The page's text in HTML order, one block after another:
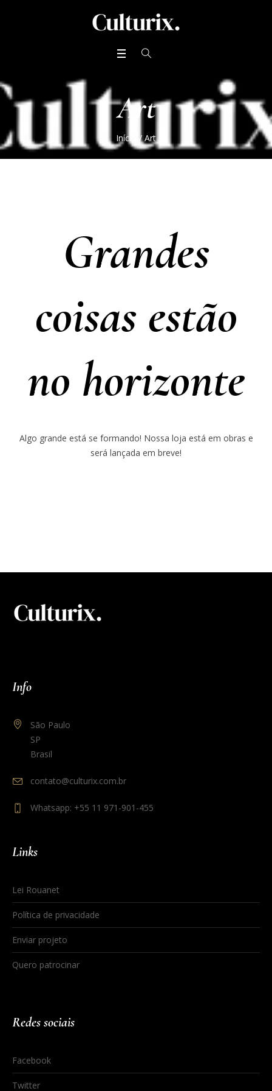
Art
Início / Art
Grandes
coisas estão
no horizonte
Algo grande está se formando! Nossa loja está em obras e
será lançada em breve!
Info
São Paulo
SP
Brasil
contato@culturix.com.br
Whatsapp: +55 11 971-901-455
Links
Lei Rouanet
Política de privacidade
Enviar projeto
Quero patrocinar
Redes sociais
Facebook
Twitter